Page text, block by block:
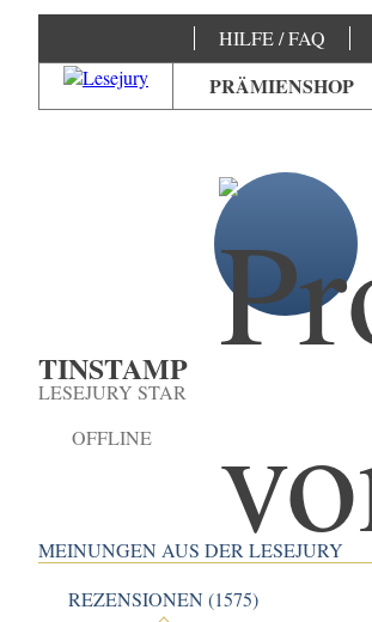
HILFE / FAQ
PRÄMIENSHOP
TINSTAMP
LESEJURY STAR
OFFLINE
MEINUNGEN AUS DER LESEJURY
REZENSIONEN (1575)